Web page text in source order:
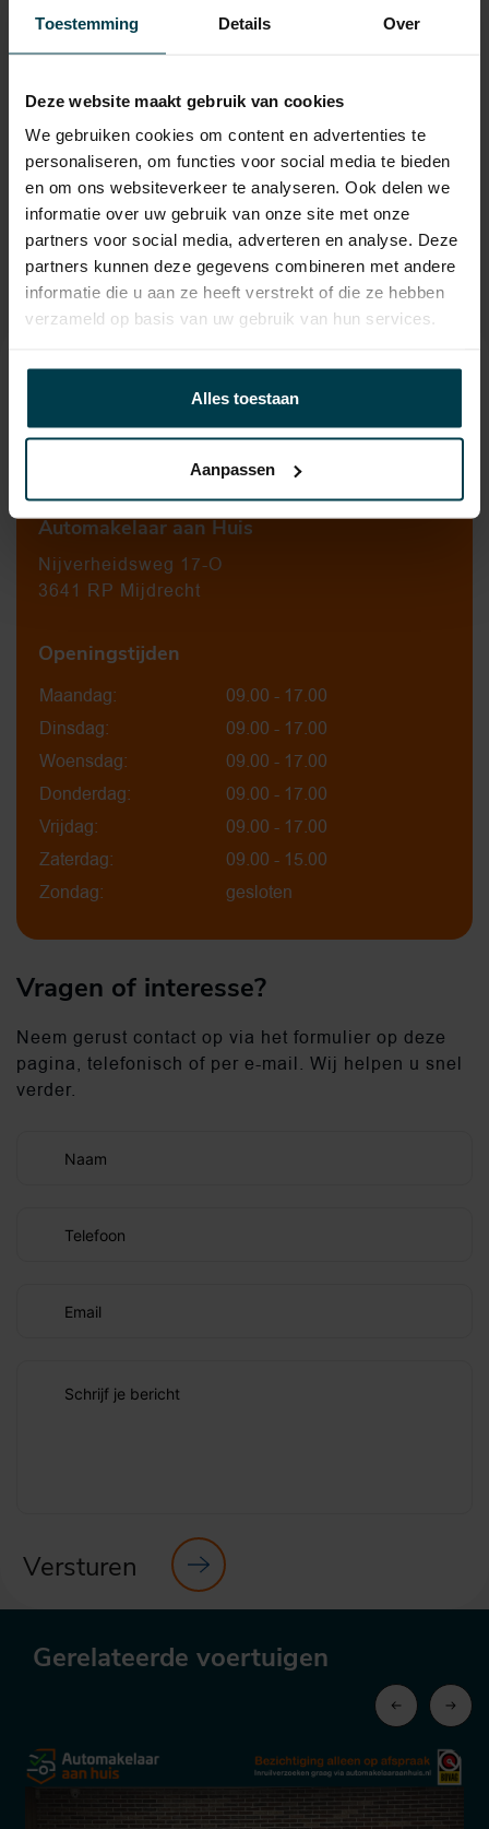
Toestemming Details Over
Deze website maakt gebruik van cookies
We gebruiken cookies om content en advertenties te
personaliseren, om functies voor social media te bieden
en om ons websiteverkeer te analyseren. Ook delen we
informatie over uw gebruik van onze site met onze
partners voor social media, adverteren en analyse. Deze
partners kunnen deze gegevens combineren met andere
informatie die u aan ze heeft verstrekt of die ze hebben
verzameld op basis van uw gebruik van hun services.
Alles toestaan
Aanpassen
APK
tot 19-03-2028
Onderhoudsboekje
Energielabel
€ 172 /kwartaal
Contact informatie
verkoop@automakelaaraanhuis.nl
Automakelaar aan Huis
Nijverheidsweg 17-O
3641 RP Mijdrecht
Openingstijden
Maandag:
09.00 - 17.00
Dinsdag:
09.00 - 17.00
Woensdag:
09.00 - 17.00
Donderdag:
09.00 - 17.00
Vrijdag:
09.00 - 17.00
Zaterdag:
09.00 - 15.00
Zondag:
gesloten
Vragen of interesse?
Neem gerust contact op via het formulier op deze
pagina, telefonisch of per e-mail. Wij helpen u snel
verder.
Naam
Telefoon
Email
Schrijf je bericht
Versturen
Gerelateerde voertuigen